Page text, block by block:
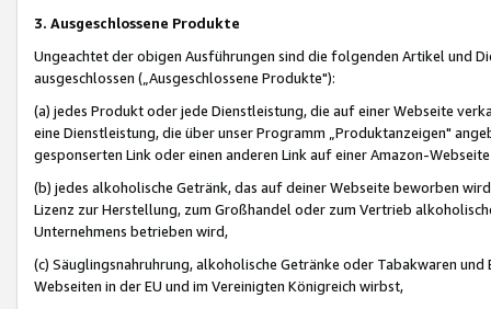
3. Ausgeschlossene Produkte
Ungeachtet der obigen Ausführungen sind die folgenden Artikel und
ausgeschlossen („Ausgeschlossene Produkte"):
(a) jedes Produkt oder jede Dienstleistung, die auf einer Webseite
eine Dienstleistung, die über unser Programm „Produktanzeigen"
gesponserten Link oder einen anderen Link auf einer Amazon-
(b) jedes alkoholische Getränk, das auf deiner Webseite beworben
Lizenz zur Herstellung, zum Großhandel oder zum Vertrieb
Unternehmens betrieben wird,
(c) Säuglingsnahruhrung, alkoholische Getränke oder Tabakwaren
Webseiten in der EU und im Vereinigten Königreich wirbst,